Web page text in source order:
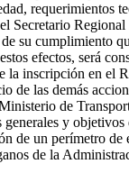
requerimientos
su cumplimiento
efectos, será
la inscripción en
las demás
de
y
de un perímetro
de la